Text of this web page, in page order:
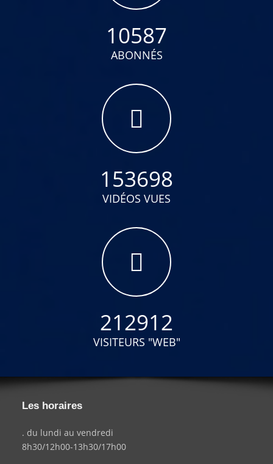
10587
ABONNÉS
153698
VIDÉOS VUES
212912
VISITEURS "WEB"
Les horaires
. du lundi au vendredi
8h30/12h00-13h30/17h00